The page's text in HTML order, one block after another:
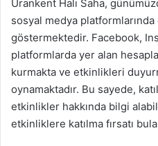
Urankent Halı Saha,
sosyal medya
göstermektedir. Facebook,
platformlarda yer alan
kurmakta ve etkinlikleri
oynamaktadır. Bu sayede,
etkinlikler hakkında bilgi
etkinliklere katılma fırsatı